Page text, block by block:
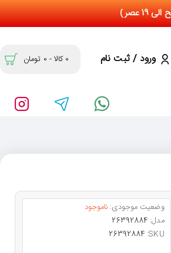
ورود / ثبت نام 0 کالا - 0 تومان
وضعیت موجودی: ناموجود
مدل: 26392884
SKU:
26392884